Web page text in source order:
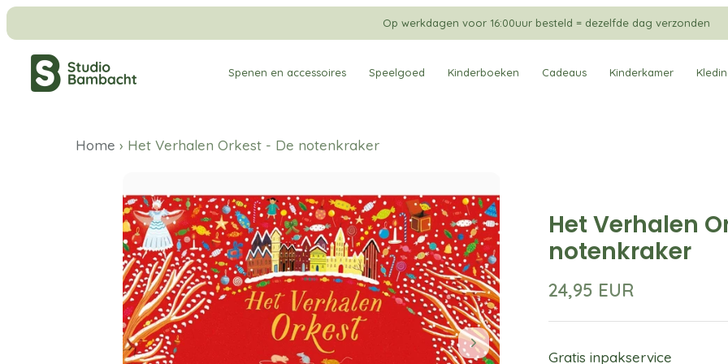
Meteen
naar
content
Op werkdagen voor 16:00uur besteld = dezelfde dag verzonden
Spenen en accessoires Speelgoed Kinderboeken Cadeaus Kinderkamer
Home› Het Verhalen Orkest - De notenkraker
Het Verhalen
notenkraker
24,95 EUR
Gratis inpakservice